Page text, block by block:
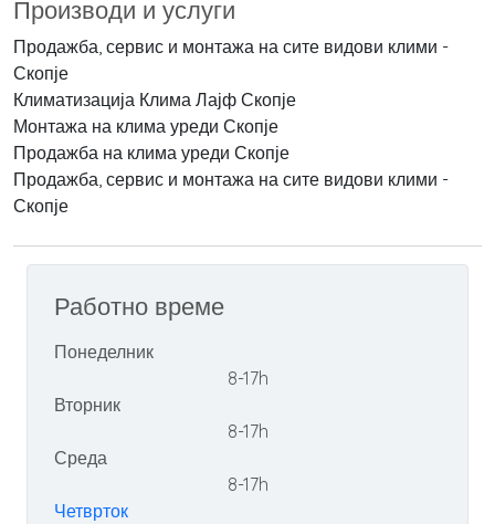
Производи и услуги
Продажба, сервис и монтажа на сите видови клими -
Скопје
Климатизација Клима Лајф Скопје
Монтажа на клима уреди Скопје
Продажба на клима уреди Скопје
Продажба, сервис и монтажа на сите видови клими -
Скопје
Работно време
Понеделник
8-17h
Вторник
8-17h
Среда
8-17h
Четврток